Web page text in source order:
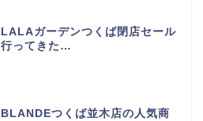
LALAガーデンつくば閉店セール
行ってきた…
BLANDEつくば並木店の人気商